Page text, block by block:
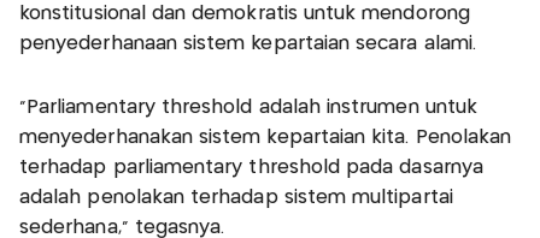
konstitusional dan demokratis untuk mendorong
penyederhanaan sistem kepartaian secara alami.
“Parliamentary threshold adalah instrumen untuk
menyederhanakan sistem kepartaian kita. Penolakan
terhadap parliamentary threshold pada dasarnya
adalah penolakan terhadap sistem multipartai
sederhana,” tegasnya.